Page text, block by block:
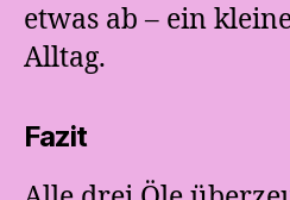
etwas ab – ein
Alltag.
Fazit